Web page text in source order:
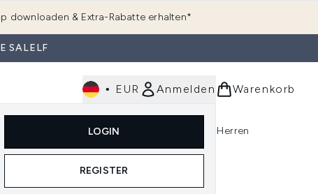
downloaden & Extra-Rabatte erhalten*
SALELF
• EUR Anmelden
LOGIN
REGISTER
Warenkorb
Untermenü Anmelden (Kosmetik) Untermenü Anmelden (Haarpflege)
Parfum
Untermenü Anmelden (Parfum)
Herren